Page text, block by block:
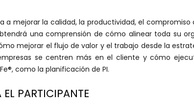
a mejorar la calidad, la productividad, el compromiso
una comprensión de cómo alinear toda su
mejorar el flujo de valor y el trabajo desde la
se centren más en el cliente y cómo
como la planificación de PI.
EL PARTICIPANTE